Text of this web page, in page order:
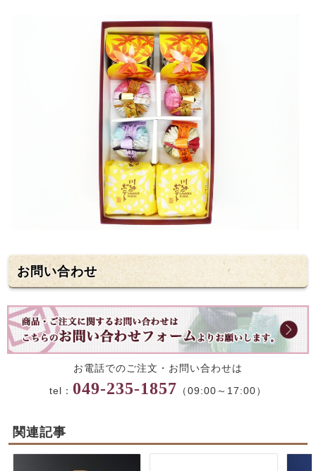
お問い合わせ
お電話でのご注文・お問い合わせは
tel： 049-235-1857 （09:00～17:00）
関連記事